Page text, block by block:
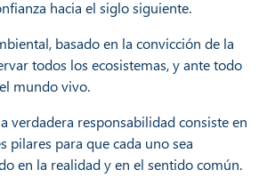
hacia el siglo siguiente.
basado en la convicción de la
todos los ecosistemas, y ante todo
mundo vivo.
verdadera responsabilidad consiste en
para que cada uno sea
en la realidad y en el sentido común.